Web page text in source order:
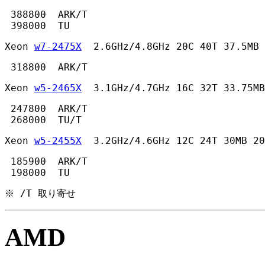
388800  ARK/T
398000  TU
Xeon w7-2475X
2.6GHz/4.8GHz 20C 40T 37.5MB
318800  ARK/T
Xeon w5-2465X
3.1GHz/4.7GHz 16C 32T
247800  ARK/T
268000  TU/T
Xeon w5-2455X
3.2GHz/4.6GHz 12C 24T 30MB
185900  ARK/T
198000  TU
※ /T 取り寄せ
AMD